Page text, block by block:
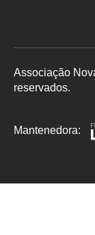
Facebook
Associação
reservados.
Mantenedora: